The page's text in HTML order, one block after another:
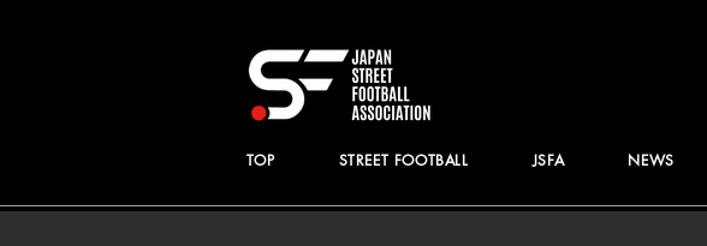
TOP STREET FOOTBALL JSFA NEWS